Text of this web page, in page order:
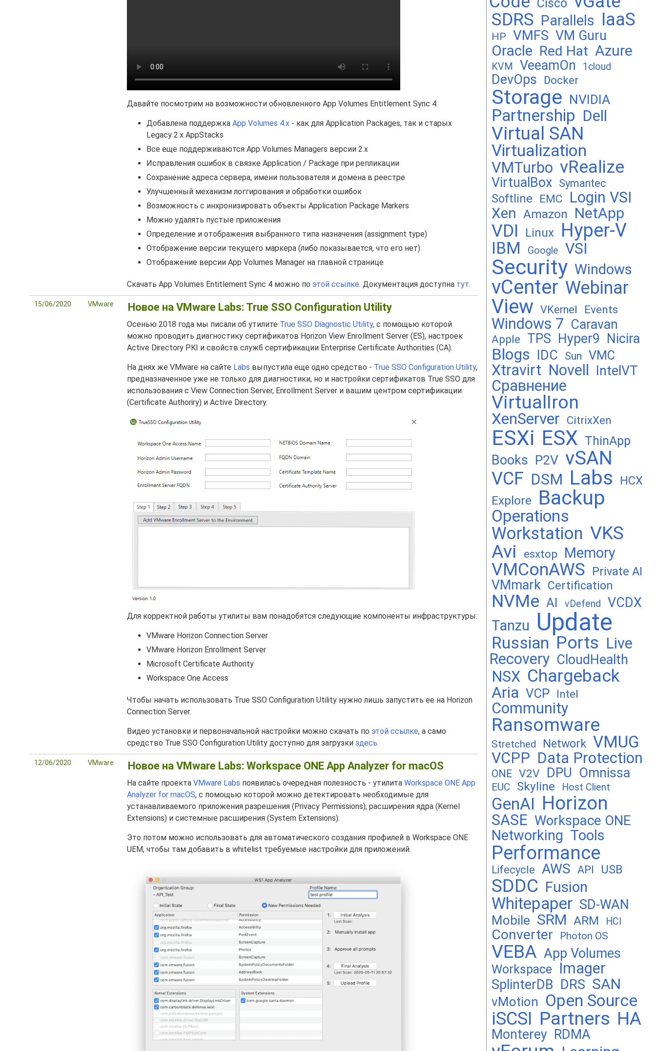
Давайте посмотрим на возможности обновленного App Volumes Entitlement Sync 4:
Добавлена поддержка App Volumes 4.x - как для Application Packages, так и старых
Legacy 2.x AppStacks
Все еще поддерживаются App Volumes Managers версии 2.x
Исправления ошибок в связке Application / Package при репликации
Сохранение адреса сервера, имени пользователя и домена в реестре
Улучшенный механизм логгирования и обработки ошибок
Возможность с инхронизировать объекты Application Package Markers
Можно удалять пустые приложения
Определение и отображения выбранного типа назначения (assignment type)
Отображение версии текущего маркера (либо показывается, что его нет)
Отображение версии App Volumes Manager на главной странице
Скачать App Volumes Entitlement Sync 4 можно по этой ссылке. Документация доступна тут.
15/06/2020 VMware Новое на VMware Labs: True SSO Configuration Utility
Осенью 2018 года мы писали об утилите True SSO Diagnostic Utility, с помощью которой
можно проводить диагностику сертификатов Horizon View Enrollment Server (ES), настроек
Active Directory PKI и свойств служб сертификации Enterprise Certificate Authorities (CA).
На днях же VMware на сайте Labs выпустила еще одно средство - True SSO Configuration Utility,
предназначенное уже не только для диагностики, но и настройки сертификатов True SSO для
использования с View Connection Server, Enrollment Server и вашим центром сертификации
(Certificate Authoriry) и Active Directory.
Для корректной работы утилиты вам понадобятся следующие компоненты инфраструктуры:
VMware Horizon Connection Server
VMware Horizon Enrollment Server
Microsoft Certificate Authority
Workspace One Access
Чтобы начать использовать True SSO Configuration Utility нужно лишь запустить ее на Horizon
Connection Server.
Видео установки и первоначальной настройки можно скачать по этой ссылке, а само
средство True SSO Configuration Utility доступно для загрузки здесь.
12/06/2020 VMware Новое на VMware Labs: Workspace ONE App Analyzer for macOS
На сайте проекта VMware Labs появилась очередная полезность - утилита Workspace ONE App
Analyzer for macOS, с помощью которой можно детектировать необходимые для
устанавливаемого приложения разрешения (Privacy Permissions), расширения ядра (Kernel
Extensions) и системные расширения (System Extensions).
Это потом можно использовать для автоматического создания профилей в Workspace ONE
UEM, чтобы там добавить в whitelist требуемые настройки для приложений.
Cisco
SDRS Parallels IaaS
HP VMFS VM Guru
Oracle Red Hat Azure
KVM VeeamOn 1cloud
DevOps Docker
Storage NVIDIA
Partnership Dell
Virtual SAN
Virtualization
VMTurbo vRealize
VirtualBox Symantec
Softline EMC
Login VSI
Xen Amazon NetApp
VDI Linux Hyper-V
IBM Google VSI
Security Windows
vCenter Webinar
View VKernel Events
Windows 7 Caravan
Apple TPS Hyper9 Nicira
Blogs IDC Sun VMC
Xtravirt Novell IntelVT
Сравнение
VirtualIron
XenServer CitrixXen
ESXi ESX ThinApp
Books P2V vSAN
VCF DSM Labs HCX
Explore Backup
Operations
Workstation VKS
Avi
esxtop Memory
VMConAWS Private AI
VMmark Certification
NVMe AI vDefend VCDX
Tanzu Update
Russian Ports Live
Recovery CloudHealth
NSX Chargeback
Aria VCP Intel
Community
Ransomware
Stretched Network VMUG
VCPP Data Protection
ONE V2V DPU Omnissa
EUC Skyline Host Client
GenAI Horizon
SASE Workspace ONE
Networking Tools
Performance
Lifecycle AWS API USB
SDDC Fusion
Whitepaper SD-WAN
Mobile SRM ARM HCI
Converter Photon OS
VEBA App Volumes
Workspace Imager
SplinterDB DRS SAN
vMotion Open Source
iSCSI Partners HA
Monterey RDMA